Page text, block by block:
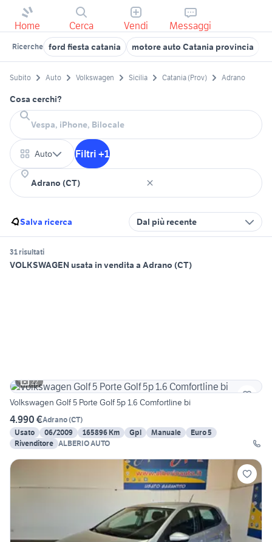
Home Cerca Vendi Messaggi
Ricerche ford fiesta catania motore auto Catania provincia
Subito Auto Volkswagen Sicilia Catania (Prov) Adrano
Cosa cerchi?
Auto Filtri +1
Salva ricerca Dal più recente
31 risultati
VOLKSWAGEN usata in vendita a Adrano (CT)
22
Volkswagen Golf 5 Porte Golf 5p 1.6 Comfortline bi
4.990 €Adrano(CT)
Usato
06/2009 165896 Km Gpl Manuale
Euro 5
Rivenditore ALBERIO AUTO